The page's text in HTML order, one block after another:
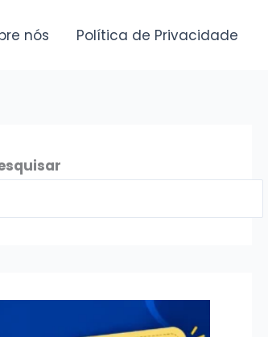
nós Política de Privacidade